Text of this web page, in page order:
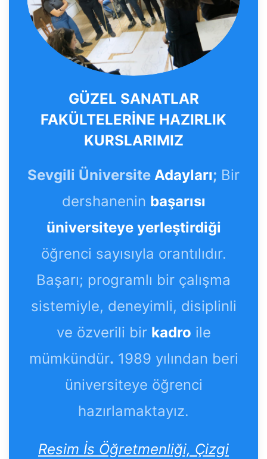
GÜZEL SANATLAR
FAKÜLTELERİNE HAZIRLIK
KURSLARIMIZ
Sevgili Üniversite Adayları; Bir
dershanenin başarısı
üniversiteye yerleştirdiği
öğrenci sayısıyla orantılıdır.
Başarı; programlı bir çalışma
sistemiyle, deneyimli, disiplinli
ve özverili bir kadro ile
mümkündür. 1989 yılından beri
üniversiteye öğrenci
hazırlamaktayız.
Resim İs Öğretmenliği, Çizgi